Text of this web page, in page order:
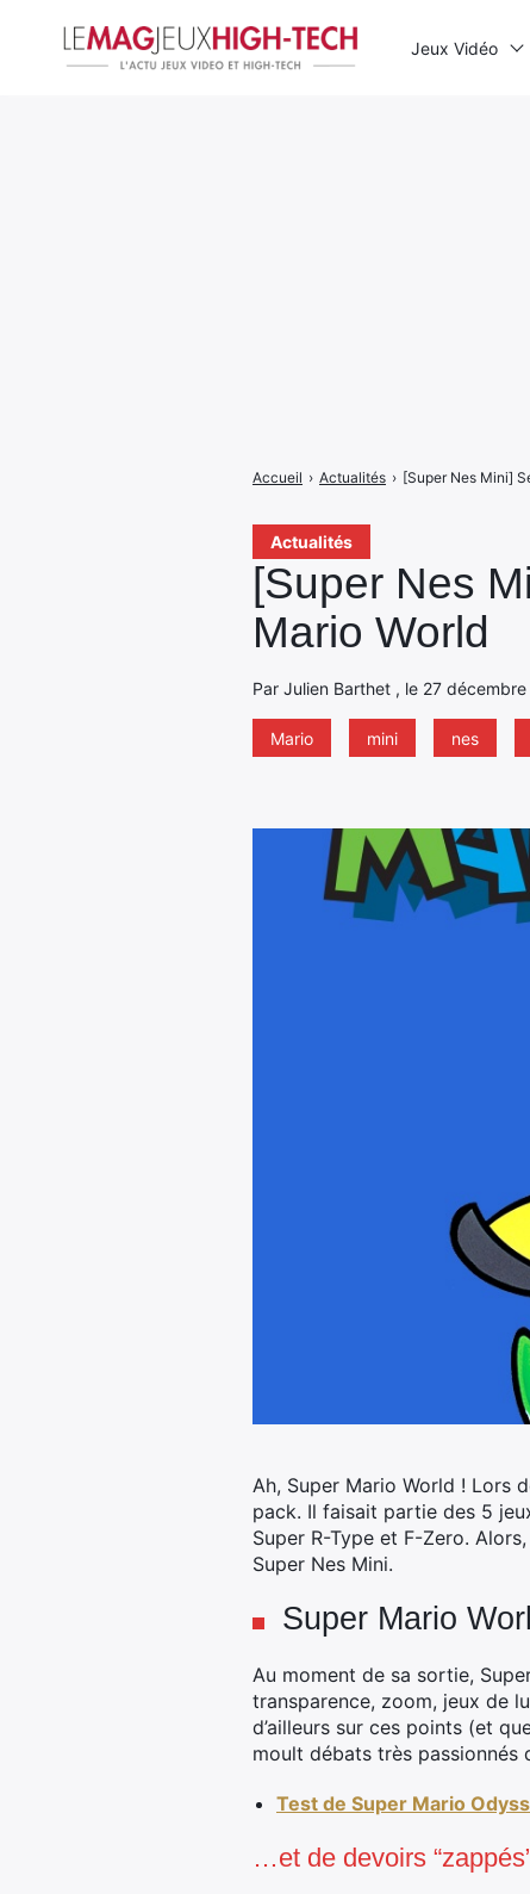
Actualités
[Super Nes
Mario World
Par Julien Barthet , le 27
Mario mini nes
Accueil › Actualités › [Super Nes Mini]
Ah, Super Mario World ! Lors
pack. Il faisait partie des 5
Super R-Type et F-Zero.
Super Nes Mini.
Super Mario
Au moment de sa sortie,
transparence, zoom, jeux de
d’ailleurs sur ces points (et
moult débats très passionnés
Test de Super Mario
…et de devoirs
Jeux Vidéo